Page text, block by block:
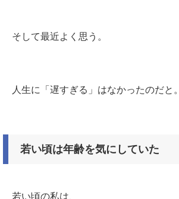
そして最近よく思う。
人生に「遅すぎる」はなかったのだと。
若い頃は年齢を気にしていた
若い頃の私は、